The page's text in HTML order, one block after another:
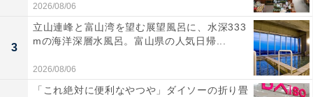
2026/08/06
3
立山連峰と富山湾を望む展望風呂に、水深333
mの海洋深層水風呂。富山県の人気日帰...
2026/08/06
「これ絶対に便利なやつや」ダイソーの折り畳